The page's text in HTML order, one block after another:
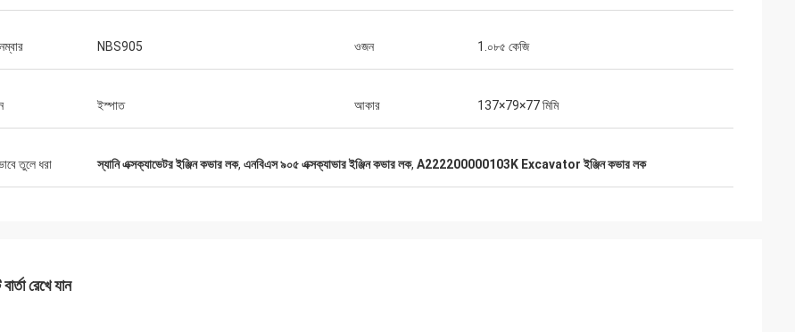
NBS905 ওজন 1.০৮৫ কেজি
ইস্পাত আকার 137×79×77 মিমি
তুলে ধরা স্যানি এক্সক্যাভেটর ইঞ্জিন কভার লক, এনবিএস ৯০৫ এক্সক্যাভার ইঞ্জিন কভার লক, A222200000103K Excavator ইঞ্জিন কভার লক
রেখে যান